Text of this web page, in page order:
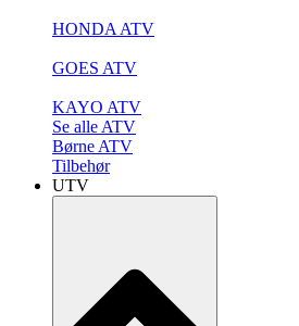
HONDA ATV
GOES ATV
KAYO ATV
Se alle ATV
Børne ATV
Tilbehør
UTV